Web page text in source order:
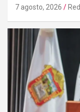
7 agosto, 2026